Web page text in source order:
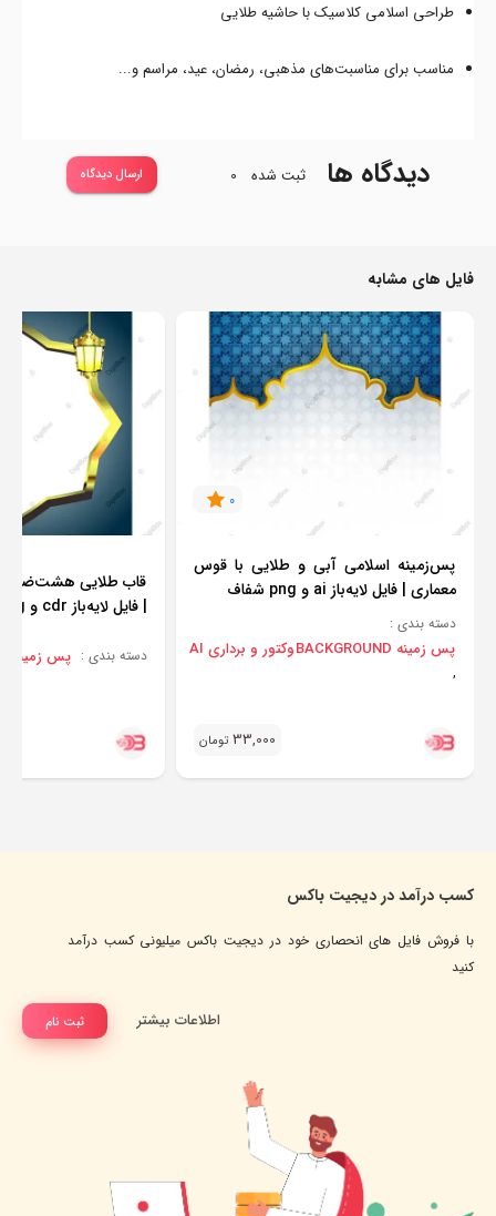
طراحی اسلامی کلاسیک با حاشیه طلایی
مناسب برای مناسبت‌های مذهبی، رمضان، عید، مراسم و...
دیدگاه ها ثبت شده 0 ارسال دیدگاه
فایل های مشابه
0
پس‌زمینه اسلامی آبی و طلایی با قوس
معماری | فایل لایه‌باز ai و png شفاف
دسته بندی :
پس زمینه BACKGROUND
,
وکتور و برداری AI
33,000 تومان
قاب طلایی هشت‌ضلعی
| فایل لایه‌باز cdr و png شفاف
دسته بندی : پس زمینه BACKGROUND
کسب درآمد در دیجیت باکس
با فروش فایل های انحصاری خود در دیجیت باکس میلیونی کسب درآمد
کنید
ثبت نام اطلاعات بیشتر